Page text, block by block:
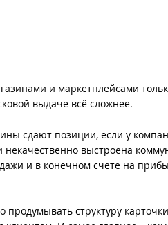
и маркетплейсами
выдаче всё сложнее.
сдают позиции, если у
выстроена
и в конечном счете на
продумывать структуру